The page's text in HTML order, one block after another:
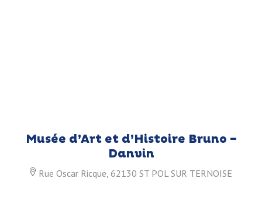
Musée d’Art et d’Histoire Bruno –
Danvin
Rue Oscar Ricque, 62130 ST POL SUR TERNOISE